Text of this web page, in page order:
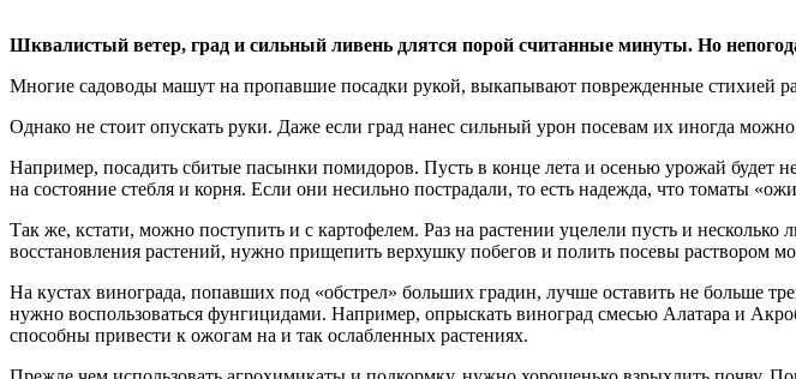
Шквалистый ветер, град и сильный ливень длятся порой считанные минуты. Но
Многие садоводы машут на пропавшие посадки рукой, выкапывают поврежденные стихией
Однако не стоит опускать руки. Даже если град нанес сильный урон посевам их иногда можно
Например, посадить сбитые пасынки помидоров. Пусть в конце лета и осенью урожай будет
на состояние стебля и корня. Если они несильно пострадали, то есть надежда, что томаты
Так же, кстати, можно поступить и с картофелем. Раз на растении уцелели пусть и
восстановления растений, нужно прищепить верхушку побегов и полить посевы раствором
На кустах винограда, попавших под «обстрел» больших градин, лучше оставить не больше
нужно воспользоваться фунгицидами. Например, опрыскать виноград смесью Алатара и
способны привести к ожогам на и так ослабленных растениях.